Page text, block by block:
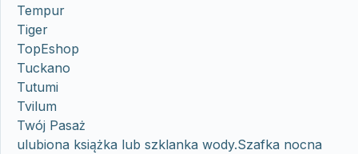
Tempur
Tiger
TopEshop
Tuckano
Tutumi
Tvilum
Twój Pasaż
ulubiona książka lub szklanka wody.Szafka nocna